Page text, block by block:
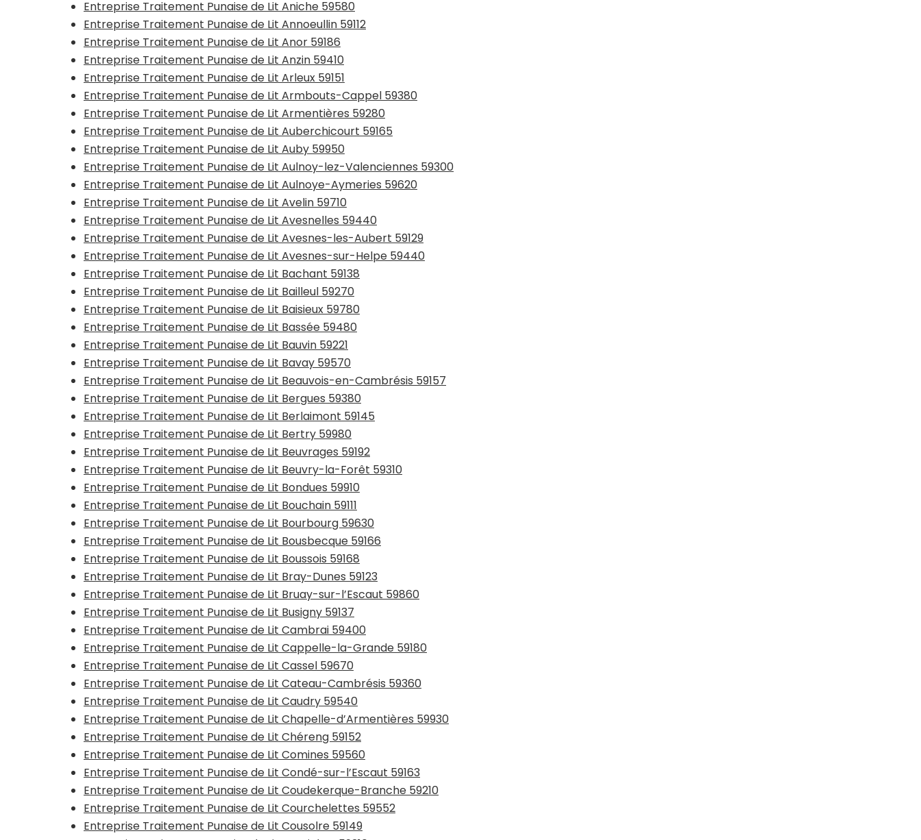
Entreprise Traitement Punaise de Lit Aniche 59580
Entreprise Traitement Punaise de Lit Annoeullin 59112
Entreprise Traitement Punaise de Lit Anor 59186
Entreprise Traitement Punaise de Lit Anzin 59410
Entreprise Traitement Punaise de Lit Arleux 59151
Entreprise Traitement Punaise de Lit Armbouts-Cappel 59380
Entreprise Traitement Punaise de Lit Armentières 59280
Entreprise Traitement Punaise de Lit Auberchicourt 59165
Entreprise Traitement Punaise de Lit Auby 59950
Entreprise Traitement Punaise de Lit Aulnoy-lez-Valenciennes 59300
Entreprise Traitement Punaise de Lit Aulnoye-Aymeries 59620
Entreprise Traitement Punaise de Lit Avelin 59710
Entreprise Traitement Punaise de Lit Avesnelles 59440
Entreprise Traitement Punaise de Lit Avesnes-les-Aubert 59129
Entreprise Traitement Punaise de Lit Avesnes-sur-Helpe 59440
Entreprise Traitement Punaise de Lit Bachant 59138
Entreprise Traitement Punaise de Lit Bailleul 59270
Entreprise Traitement Punaise de Lit Baisieux 59780
Entreprise Traitement Punaise de Lit Bassée 59480
Entreprise Traitement Punaise de Lit Bauvin 59221
Entreprise Traitement Punaise de Lit Bavay 59570
Entreprise Traitement Punaise de Lit Beauvois-en-Cambrésis 59157
Entreprise Traitement Punaise de Lit Bergues 59380
Entreprise Traitement Punaise de Lit Berlaimont 59145
Entreprise Traitement Punaise de Lit Bertry 59980
Entreprise Traitement Punaise de Lit Beuvrages 59192
Entreprise Traitement Punaise de Lit Beuvry-la-Forêt 59310
Entreprise Traitement Punaise de Lit Bondues 59910
Entreprise Traitement Punaise de Lit Bouchain 59111
Entreprise Traitement Punaise de Lit Bourbourg 59630
Entreprise Traitement Punaise de Lit Bousbecque 59166
Entreprise Traitement Punaise de Lit Boussois 59168
Entreprise Traitement Punaise de Lit Bray-Dunes 59123
Entreprise Traitement Punaise de Lit Bruay-sur-l’Escaut 59860
Entreprise Traitement Punaise de Lit Busigny 59137
Entreprise Traitement Punaise de Lit Cambrai 59400
Entreprise Traitement Punaise de Lit Cappelle-la-Grande 59180
Entreprise Traitement Punaise de Lit Cassel 59670
Entreprise Traitement Punaise de Lit Cateau-Cambrésis 59360
Entreprise Traitement Punaise de Lit Caudry 59540
Entreprise Traitement Punaise de Lit Chapelle-d’Armentières 59930
Entreprise Traitement Punaise de Lit Chéreng 59152
Entreprise Traitement Punaise de Lit Comines 59560
Entreprise Traitement Punaise de Lit Condé-sur-l’Escaut 59163
Entreprise Traitement Punaise de Lit Coudekerque-Branche 59210
Entreprise Traitement Punaise de Lit Courchelettes 59552
Entreprise Traitement Punaise de Lit Cousolre 59149